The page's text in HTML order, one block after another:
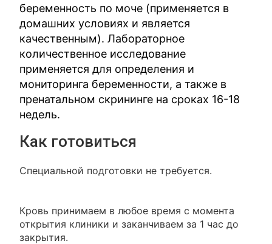
беременность по моче (применяется в
домашних условиях и является
качественным). Лабораторное
количественное исследование
применяется для определения и
мониторинга беременности, а также в
пренатальном скрининге на сроках 16-18
недель.
Как готовиться
Специальной подготовки не требуется.
Кровь принимаем в любое время с момента
открытия клиники и заканчиваем за 1 час до
закрытия.